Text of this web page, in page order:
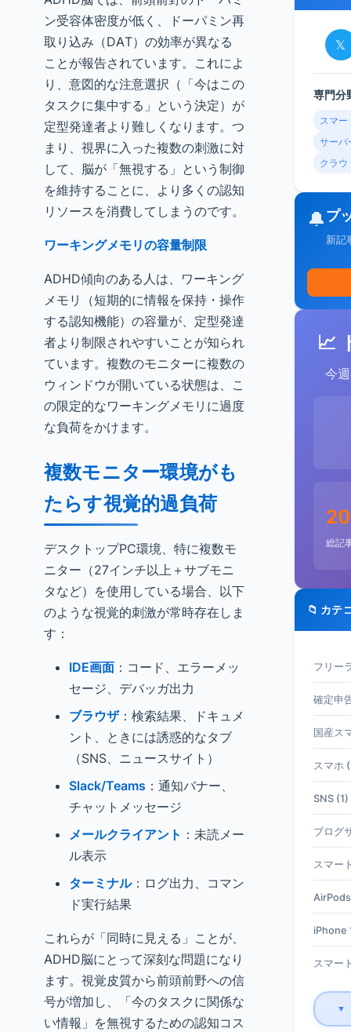
ン受容体密度が低く、ドーパミン再
取り込み（DAT）の効率が異なる
ことが報告されています。これによ
り、意図的な注意選択（「今はこの
タスクに集中する」という決定）が
定型発達者より難しくなります。つ
まり、視界に入った複数の刺激に対
して、脳が「無視する」という制御
を維持することに、より多くの認知
リソースを消費してしまうのです。
ワーキングメモリの容量制限
ADHD傾向のある人は、ワーキング
メモリ（短期的に情報を保持・操作
する認知機能）の容量が、定型発達
者より制限されやすいことが知られ
ています。複数のモニターに複数の
ウィンドウが開いている状態は、こ
の限定的なワーキングメモリに過度
な負荷をかけます。
複数モニター環境がも
たらす視覚的過負荷
デスクトップPC環境、特に複数モ
ニター（27インチ以上＋サブモニ
タなど）を使用している場合、以下
のような視覚的刺激が常時存在しま
す：
IDE画面 ：コード、エラーメッ
セージ、デバッガ出力
ブラウザ：検索結果、ドキュメ
ント、ときには誘惑的なタブ
（SNS、ニュースサイト）
Slack/Teams ：通知バナー、
チャットメッセージ
メールクライアント ：未読メー
ル表示
ターミナル：ログ出力、コマン
ド実行結果
これらが「同時に見える」ことが、
ADHD脳にとって深刻な問題になり
ます。視覚皮質から前頭前野への信
号が増加し、「今のタスクに関係な
い情報」を無視するための認知コス
𝕏
専門分
スマー
サーバ
クラウ
🔔プ
新記
📈
今
総記
📁 カテ
フリー
確定申
国産ス
スマホ
SNS (1)
ブログ
スマー
iPhone
スマー
▼